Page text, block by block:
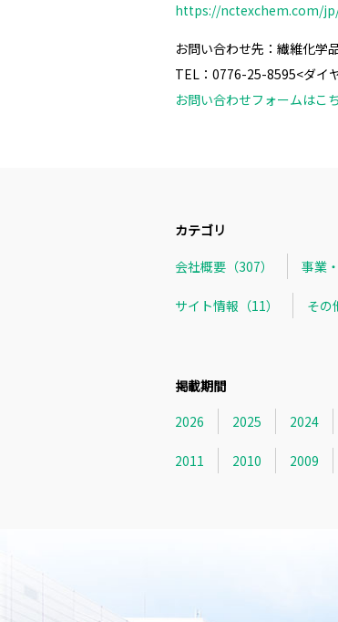
https://nctexchem.com/
お問い合わせ先：繊維化学
TEL：0776-25-8595<ダイ
お問い合わせフォームはこ
カテゴリ
会社概要（307）
事業
サイト情報（11） その
掲載期間
2026
2025 2024
2011 2010 2009